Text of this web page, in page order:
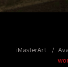
iMasterArt